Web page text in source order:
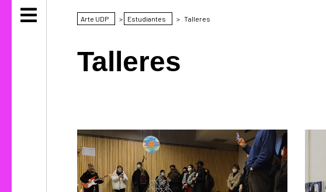
Arte UDP > Estudiantes > Talleres
Talleres